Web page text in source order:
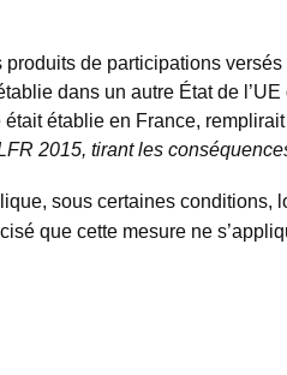
de participations
dans un autre État de
établie en France,
2015, tirant les
sous certaines
que cette mesure ne